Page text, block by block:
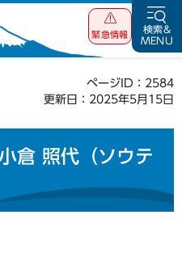
緊急情報
検索&
MENU
ページID：2584
更新日：2025年5月15日
倉 照代（ソウテ